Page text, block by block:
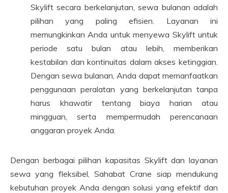
Skylift secara berkelanjutan, sewa bulanan adalah
pilihan yang paling efisien. Layanan ini
memungkinkan Anda untuk menyewa Skylift untuk
periode satu bulan atau lebih, memberikan
kestabilan dan kontinuitas dalam akses ketinggian.
Dengan sewa bulanan, Anda dapat memanfaatkan
penggunaan peralatan yang berkelanjutan tanpa
harus khawatir tentang biaya harian atau
mingguan, serta mempermudah perencanaan
anggaran proyek Anda.
Dengan berbagai pilihan kapasitas Skylift dan layanan
sewa yang fleksibel, Sahabat Crane siap mendukung
kebutuhan proyek Anda dengan solusi yang efektif dan